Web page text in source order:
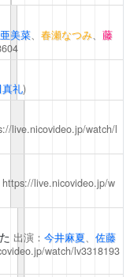
美菜、 春瀬なつみ、 藤
礼)
live.nicovideo.jp/watch/l
https://live.nicovideo.jp/w
出演： 今井麻夏
佐藤
watch/lv3318193